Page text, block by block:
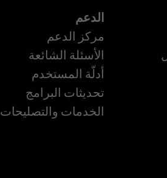
الدعم
مركز الدعم
الأسئلة الشائعة
أدلّة المستخدم
تحديثات البرامج
الخدمات والتصليحات